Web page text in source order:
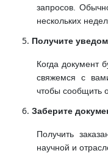
запросов.
нескольких
Получите
Когда документ
свяжемся с
чтобы сообщить
Заберите
Получить
научной и